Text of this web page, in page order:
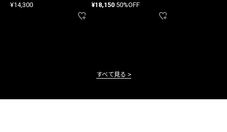
¥14,300 ¥18,150 50%OFF
すべて見る